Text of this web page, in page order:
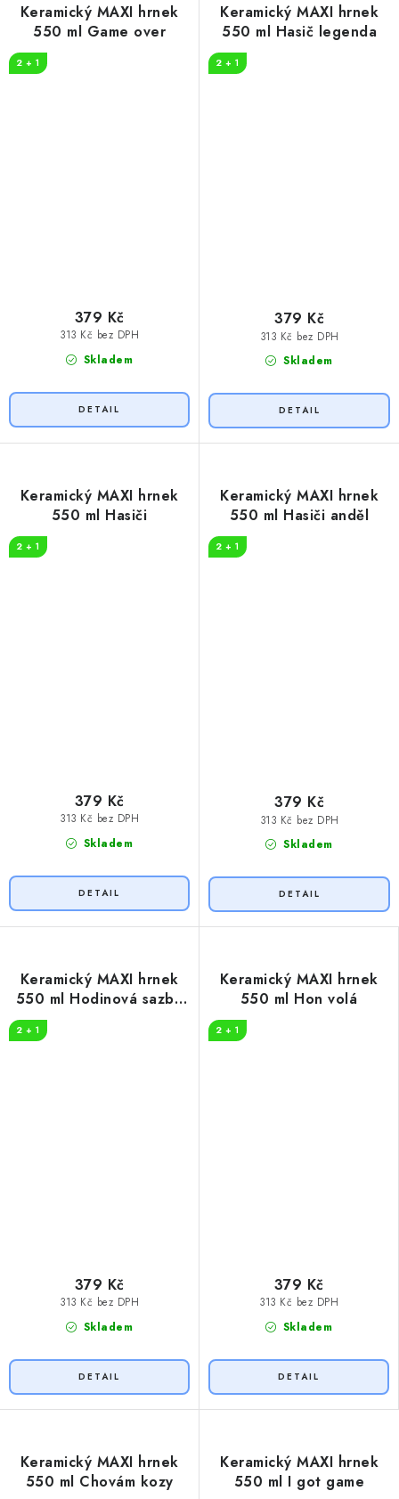
Keramický MAXI hrnek
550 ml Game over
2 + 1
Skladem
313 Kč bez DPH
379 Kč
Keramický MAXI hrnek
550 ml Hasič legenda
2 + 1
Skladem
313 Kč bez DPH
379 Kč
Keramický MAXI hrnek
550 ml Hasiči
2 + 1
Skladem
313 Kč bez DPH
379 Kč
Keramický MAXI hrnek
550 ml Hasiči anděl
2 + 1
Skladem
313 Kč bez DPH
379 Kč
Keramický MAXI hrnek
550 ml Hodinová sazba
2 + 1
Skladem
313 Kč bez DPH
379 Kč
Keramický MAXI hrnek
550 ml Hon volá
2 + 1
Skladem
313 Kč bez DPH
379 Kč
Keramický MAXI hrnek
550 ml Chovám kozy
Keramický MAXI hrnek
550 ml I got game